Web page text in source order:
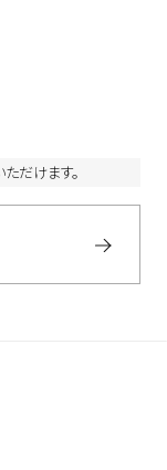
だけます。